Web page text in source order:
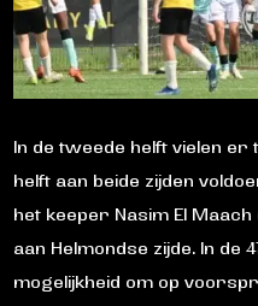
In de tweede helft vielen
helft aan beide zijden
het keeper Nasim El
aan Helmondse zijde. In de
mogelijkheid om op